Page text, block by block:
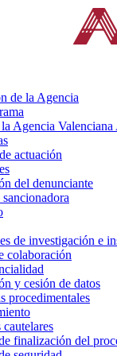
de la Agencia
la Agencia
actuación
del denunciante
sancionadora
de investigación e
colaboración
y cesión de datos
procedimentales
finalización del